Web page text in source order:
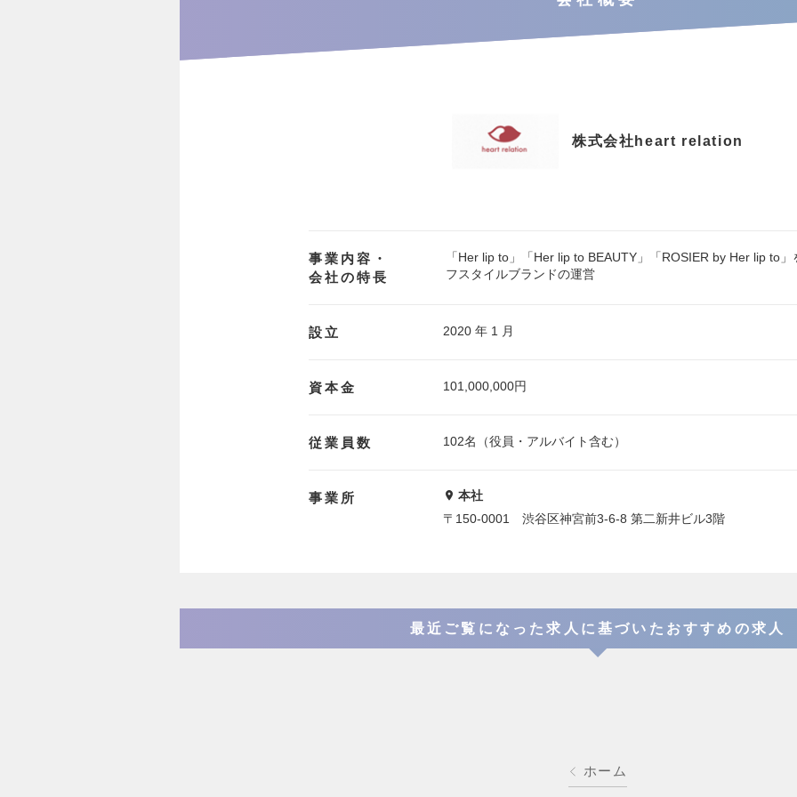
株式会社heart relation
事業内容・
会社の特長
「Her lip to」「Her lip to BEAUTY」「ROSIER by Her lip to
フスタイルブランドの運営
設立 2020 年 1 月
資本金 101,000,000円
従業員数 102名（役員・アルバイト含む）
事業所
本社
〒150-0001 渋谷区神宮前3-6-8 第二新井ビル3階
最近ご覧になった求人に基づいたおすすめの求人
ホーム